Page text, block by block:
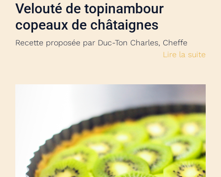
Velouté de topinambour
copeaux de châtaignes
Recette proposée par Duc-Ton Charles, Cheffe
Lire la suite